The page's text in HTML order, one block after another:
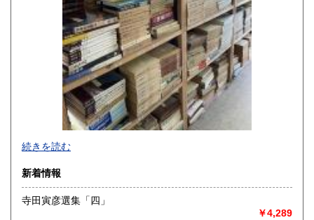
-
沿線名：-
最寄駅：-
営業時間：-
定休日：-
続きを読む
新着情報
寺田寅彦選集「四」
￥4,289